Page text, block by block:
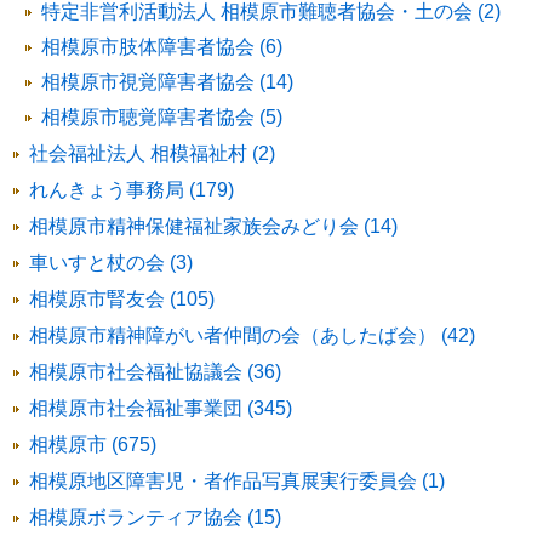
特定非営利活動法人 相模原市難聴者協会・土の会 (2)
相模原市肢体障害者協会 (6)
相模原市視覚障害者協会 (14)
相模原市聴覚障害者協会 (5)
社会福祉法人 相模福祉村 (2)
れんきょう事務局 (179)
相模原市精神保健福祉家族会みどり会 (14)
車いすと杖の会 (3)
相模原市腎友会 (105)
相模原市精神障がい者仲間の会（あしたば会） (42)
相模原市社会福祉協議会 (36)
相模原市社会福祉事業団 (345)
相模原市 (675)
相模原地区障害児・者作品写真展実行委員会 (1)
相模原ボランティア協会 (15)